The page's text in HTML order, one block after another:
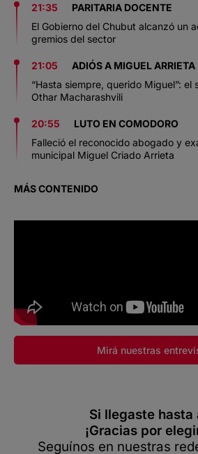
21:35
PARITARIA DOCENTE
El Gobierno del Chubut alcanzó un
gremios del sector
21:05
ADIÓS A MIGUEL ARRIETA
“Hasta siempre, querido Miguel”: el
Othar Macharashvili
20:55
LUTO EN COMODORO
Falleció el reconocido abogado y
municipal Miguel Criado Arrieta
MÁS CONTENIDO
Mirá nuestras
Si llegaste hasta
¡Gracias por
Seguínos en nuestras